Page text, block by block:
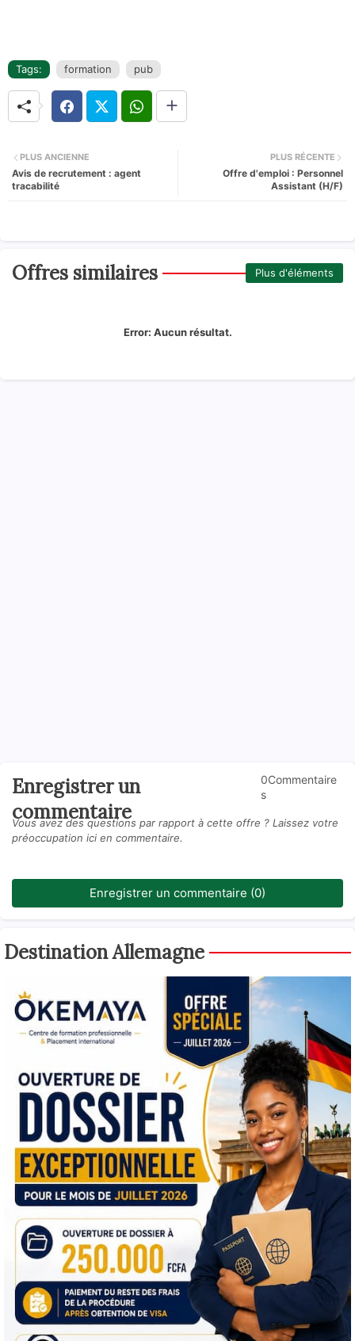
Tags: formation pub
PLUS RÉCENTE
Offre d'emploi : Personnel
Assistant (H/F)
PLUS ANCIENNE
Avis de recrutement : agent
tracabilité
Offres similaires Plus d'éléments
Error: Aucun résultat.
Enregistrer un
commentaire
0Commentaire
s
Vous avez des questions par rapport à cette offre ? Laissez votre
préoccupation ici en commentaire.
Enregistrer un commentaire (0)
Destination Allemagne